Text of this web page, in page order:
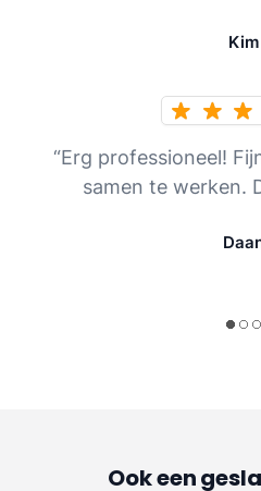
Kim
“Erg professioneel!
samen te werken.
Ook een